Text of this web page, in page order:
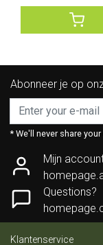
Abonneer je op
* We'll never share
Mijn
Questions?
Klantenservice